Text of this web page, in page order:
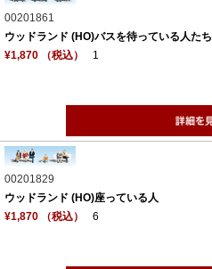
00201861
ウッドランド (HO)バスを待っている人たち
¥1,870 （税込）
1
00201829
ウッドランド (HO)座っている人
¥1,870 （税込）
6